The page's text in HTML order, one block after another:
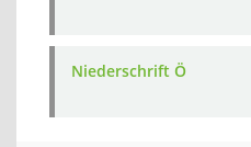
Niederschrift Ö